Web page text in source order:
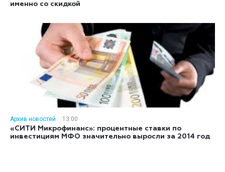
именно со скидкой
Архив новостей
13:00
«СИТИ Микрофинанс»: процентные ставки по
инвестициям МФО значительно выросли за 2014 год